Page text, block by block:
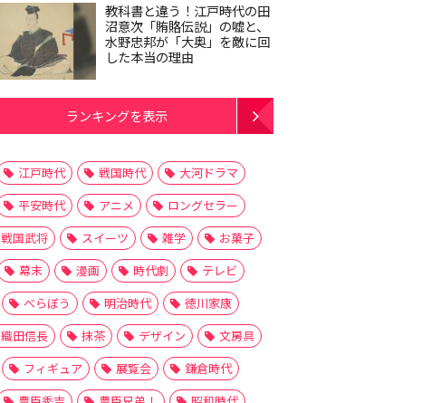
教科書と違う！江戸時代の田
沼意次「賄賂伝説」の嘘と、
水野忠邦が「大奥」を敵に回
した本当の理由
ランキングを表示
江戸時代 戦国時代
大河ドラマ
平安時代
アニメ
ロングセラー
戦国武将
スイーツ 雑学
お菓子
幕末
漫画 時代劇
テレビ
べらぼう
明治時代
徳川家康
織田信長
抹茶 デザイン
文房具
フィギュア
展覧会
鎌倉時代